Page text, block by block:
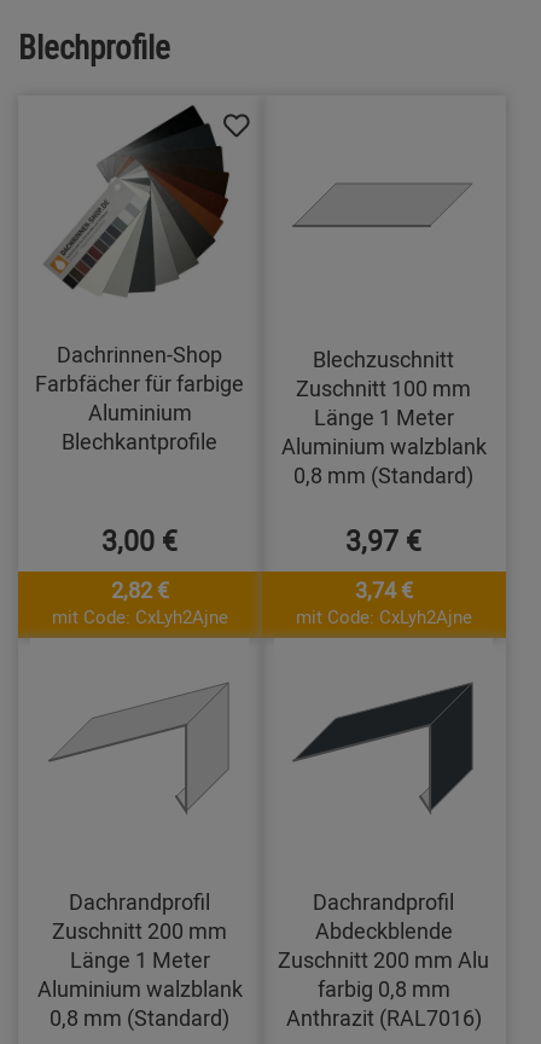
Blechprofile
Dachrinnen-Shop
Farbfächer für farbige
Aluminium
Blechkantprofile
3,00 €
2,82 €
mit Code: CxLyh2Ajne
Blechzuschnitt
Zuschnitt 100 mm
Länge 1 Meter
Aluminium walzblank
0,8 mm (Standard)
3,97 €
3,74 €
mit Code: CxLyh2Ajne
Dachrandprofil
Zuschnitt 200 mm
Länge 1 Meter
Aluminium walzblank
0,8 mm (Standard)
Dachrandprofil
Abdeckblende
Zuschnitt 200 mm Alu
farbig 0,8 mm
Anthrazit (RAL7016)